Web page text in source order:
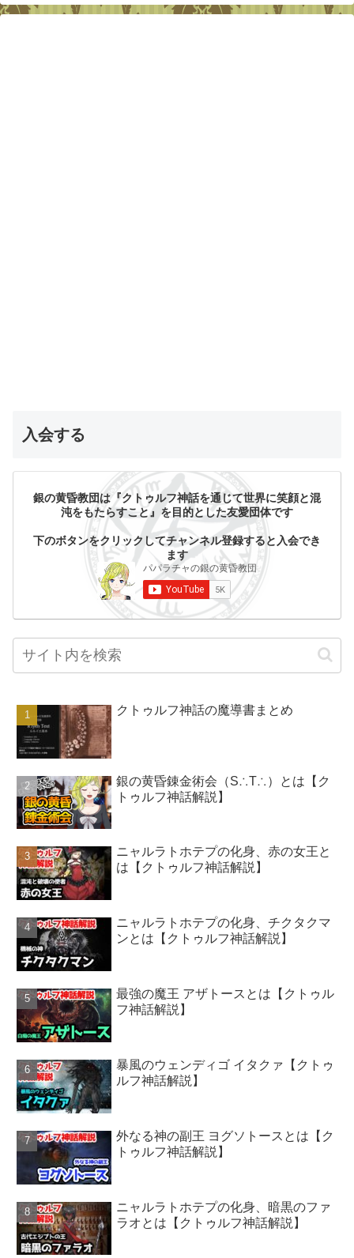
入会する
銀の黄昏教団は『クトゥルフ神話を通じて世界に笑顔と混
沌をもたらすこと』を目的とした友愛団体です
下のボタンをクリックしてチャンネル登録すると入会でき
ます
クトゥルフ神話の魔導書まとめ
銀の黄昏錬金術会（S∴T∴）とは【ク
トゥルフ神話解説】
ニャルラトホテプの化身、赤の女王と
は【クトゥルフ神話解説】
ニャルラトホテプの化身、チクタクマ
ンとは【クトゥルフ神話解説】
最強の魔王 アザトースとは【クトゥル
フ神話解説】
暴風のウェンディゴ イタクァ【クトゥ
ルフ神話解説】
外なる神の副王 ヨグソトースとは【ク
トゥルフ神話解説】
ニャルラトホテプの化身、暗黒のファ
ラオとは【クトゥルフ神話解説】